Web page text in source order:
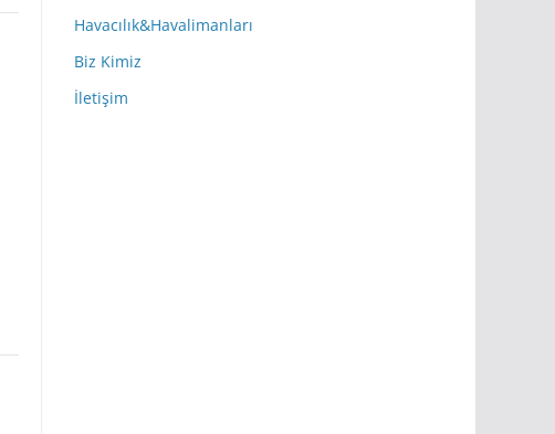
Havacılık&Havalimanları
Biz Kimiz
İletişim